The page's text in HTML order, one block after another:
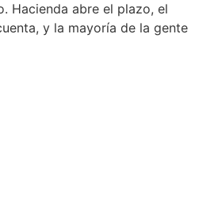
Hacienda abre el plazo, el
y la mayoría de la gente